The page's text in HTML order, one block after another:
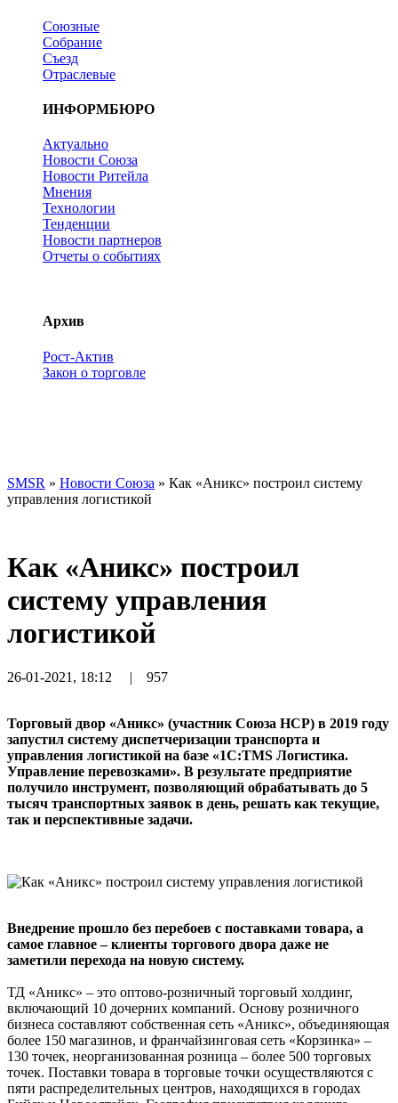
Союзные
Собрание
Съезд
Отраслевые
ИНФОРМБЮРО
Актуально
Новости Союза
Новости Ритейла
Мнения
Технологии
Тенденции
Новости партнеров
Отчеты о событиях
Архив
Рост-Актив
Закон о торговле
SMSR » Новости Союза » Как «Аникс» построил систему
управления логистикой
Как «Аникс» построил
систему управления
логистикой
26-01-2021, 18:12 | 957
Торговый двор «Аникс» (участник Союза НСР) в 2019 году
запустил систему диспетчеризации транспорта и
управления логистикой на базе «1С:TMS Логистика.
Управление перевозками». В результате предприятие
получило инструмент, позволяющий обрабатывать до 5
тысяч транспортных заявок в день, решать как текущие,
так и перспективные задачи.
Внедрение прошло без перебоев с поставками товара, а
самое главное – клиенты торгового двора даже не
заметили перехода на новую систему.
ТД «Аникс» – это оптово-розничный торговый холдинг,
включающий 10 дочерних компаний. Основу розничного
бизнеса составляют собственная сеть «Аникс», объединяющая
более 150 магазинов, и франчайзинговая сеть «Корзинка» –
130 точек, неорганизованная розница – более 500 торговых
точек. Поставки товара в торговые точки осуществляются с
пяти распределительных центров, находящихся в городах